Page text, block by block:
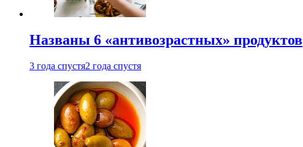
Названы 6 «антивозрастных» продуктов
3 года спустя2 года спустя